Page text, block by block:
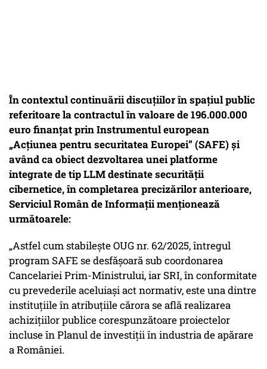
În contextul continuării discuțiilor în spațiul public
referitoare la contractul în valoare de 196.000.000
euro finanțat prin Instrumentul european
„Acțiunea pentru securitatea Europei” (SAFE) și
având ca obiect dezvoltarea unei platforme
integrate de tip LLM destinate securității
cibernetice, în completarea precizărilor anterioare,
Serviciul Român de Informații menționează
următoarele:
„Astfel cum stabilește OUG nr. 62/2025, întregul
program SAFE se desfășoară sub coordonarea
Cancelariei Prim-Ministrului, iar SRI, în conformitate
cu prevederile aceluiași act normativ, este una dintre
instituțiile în atribuțiile cărora se află realizarea
achizițiilor publice corespunzătoare proiectelor
incluse în Planul de investiții în industria de apărare
a României.